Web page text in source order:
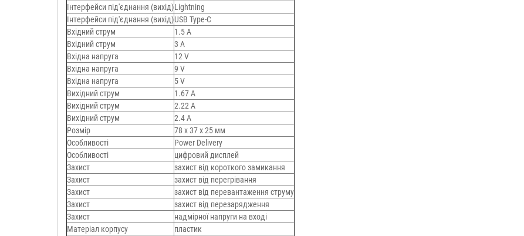
Інтерфейси під'єднання (вихід)Lightning
Інтерфейси під'єднання (вихід)USB Type-C
Вхідний струм
1.5 А
Вхідний струм
3 A
Вхідна напруга
12 V
Вхідна напруга
9 V
Вхідна напруга
5 V
Вихідний струм
1.67 A
Вихідний струм
2.22 A
Вихідний струм
2.4 A
Розмір
78 х 37 х 25 мм
Особливості
Power Delivery
Особливості
цифровий дисплей
Захист
захист від короткого замикання
Захист
захист від перегрівання
Захист
захист від перевантаження струму
Захист
захист від перезарядження
Захист
надмірної напруги на вході
Матеріал корпусу
пластик